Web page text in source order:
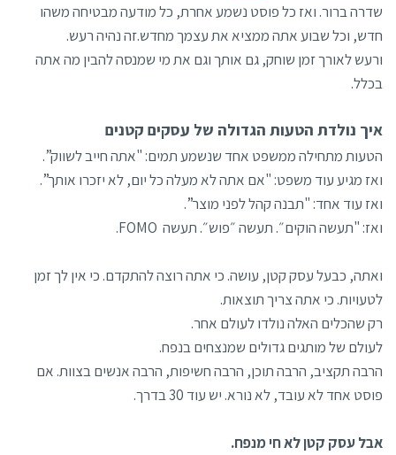
שדרה ברור. ואז כל פוסט נשמע אחרת, כל מודעה מבטיחה משהו
חדש, וכל שבוע אתה ממציא את עצמך מחדש.זה נהיה רעש.
ורעש לאורך זמן שוחק, גם אותך וגם את מי שמנסה להבין מה אתה
בכלל.
איך נולדת הטעות הגדולה של עסקים קטנים
הטעות מתחילה ממשפט אחד שנשמע תמים: "אתה חייב לשווק”.
ואז מגיע עוד משפט: "אם אתה לא מעלה כל יום, לא יזכרו אותך”.
ואז עוד אחד: "תבנה קהל לפני מוצר”.
ואז: "תעשה הוקים״. תעשה ״פוש״. תעשה FOMO.
ואתה, כבעל עסק קטן, עושה. כי אתה רוצה להתקדם. כי אין לך זמן
לטעויות. כי אתה צריך תוצאות.
רק שהכלים האלה נולדו לעולם אחר.
לעולם של מותגים גדולים שמנצחים בנפח.
הרבה תקציב, הרבה תוכן, הרבה חשיפות, הרבה אנשים בצוות. אם
פוסט אחד לא עובד, לא נורא. יש עוד 30 בדרך.
אבל עסק קטן לא חי מנפח.